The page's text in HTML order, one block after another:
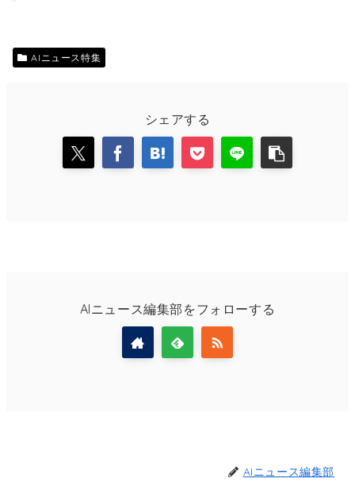
AIニュース特集
シェアする
AIニュース編集部をフォローする
AIニュース編集部